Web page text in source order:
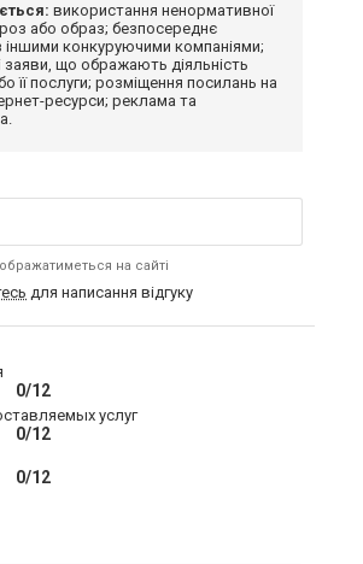
використання ненормативної
або образ; безпосереднє
іншими конкуруючими компаніями;
заяви, що ображають діяльність
її послуги; розміщення посилань на
ресурси; реклама та
на сайті
для написання відгуку
0/12
услуг
0/12
0/12